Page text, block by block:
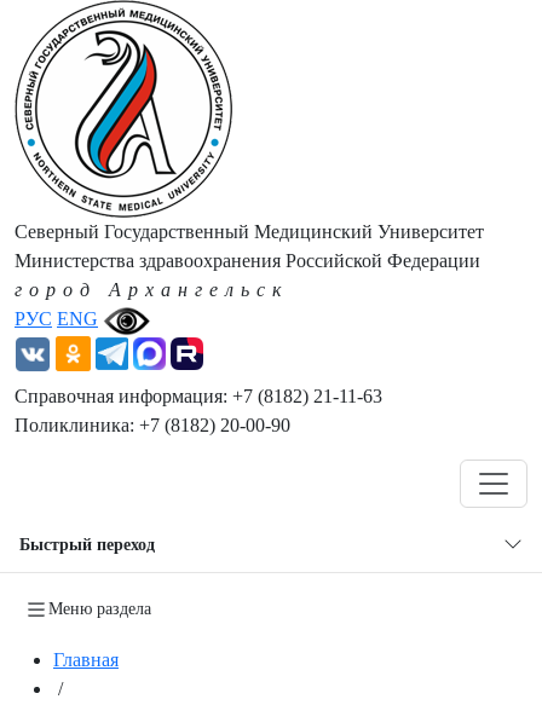
РУС ENG
Северный Государственный Медицинский Университет
Министерства здравоохранения Российской Федерации
город Архангельск
Справочная информация: +7 (8182) 21-11-63
Поликлиника: +7 (8182) 20-00-90
Быстрый переход
Меню раздела
Главная
/